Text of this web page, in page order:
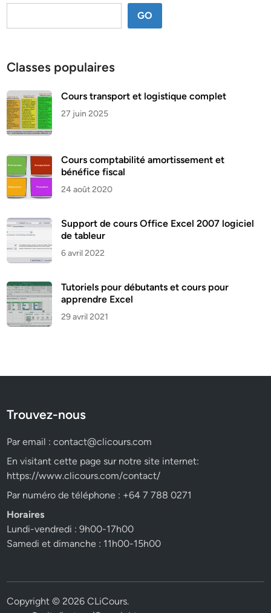
GO
Classes populaires
Cours transport et logistique complet
27 juin 2025
Cours comptabilité amortissement et
bénéfice fiscal
24 août 2020
Support de cours Office Excel 2007 logiciel
de tableur
6 avril 2022
Tutoriels pour débutants et cours pour
apprendre Excel
29 avril 2021
Trouvez-nous
Par email :contact@clicours.com
En visitant cette page sur notre site internet:
https://www.clicours.com/contact/
Par numéro de téléphone : +64 7 788 0271
Horaires
Lundi-vendredi : 9h00-17h00
Samedi et dimanche : 11h00-15h00
Copyright © 2026CLiCours.